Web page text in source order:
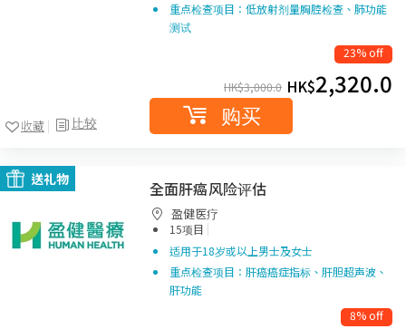
比较
收藏
重点检查项目：低放射剂量胸腔检查、肺功能
测试
23% off
HK$3,000.0 HK$2,320.0
购买
送礼物 全面肝癌风险评估
盈健医疗
15项目 |
适用于18岁或以上男士及女士
重点检查项目：肝癌癌症指标、肝胆超声波、
肝功能
8% off